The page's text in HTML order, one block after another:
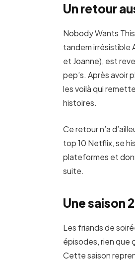
Un retour
Nobody Wants
tandem irrésistible
et Joanne), est
pep’s. Après avoir
les voilà qui
histoires.
Ce retour n’a
top 10 Netflix, se
plateformes et
suite.
Une saison
Les friands de
épisodes, rien que
Cette saison